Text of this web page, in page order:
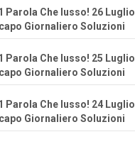
Parola Che lusso! 26 Luglio
Giornaliero Soluzioni
Parola Che lusso! 25 Luglio
Giornaliero Soluzioni
Parola Che lusso! 24 Luglio
Giornaliero Soluzioni